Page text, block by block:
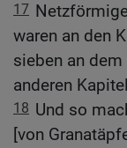
17
waren an den
sieben an
anderen
18 Und so
[von